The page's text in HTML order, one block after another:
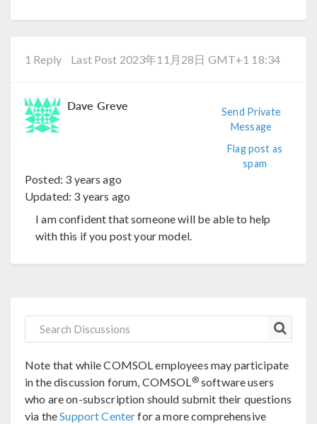
1 Reply Last Post 2023年11月28日 GMT+1 18:34
Dave Greve
Send Private
Message
Flag post as
spam
Posted: 3 years ago
Updated: 3 years ago
I am confident that someone will be able to help
with this if you post your model.
Note that while COMSOL employees may participate
in the discussion forum, COMSOL®software users
who are on-subscription should submit their questions
via theSupport Centerfor a more comprehensive